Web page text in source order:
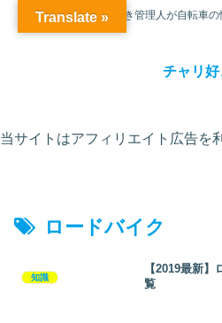
チャリ大好き管理人が自転車の
チャリ好
当サイトはアフィリエイト広告を
ロードバイク
知識
【2019最新
覧
Translate »